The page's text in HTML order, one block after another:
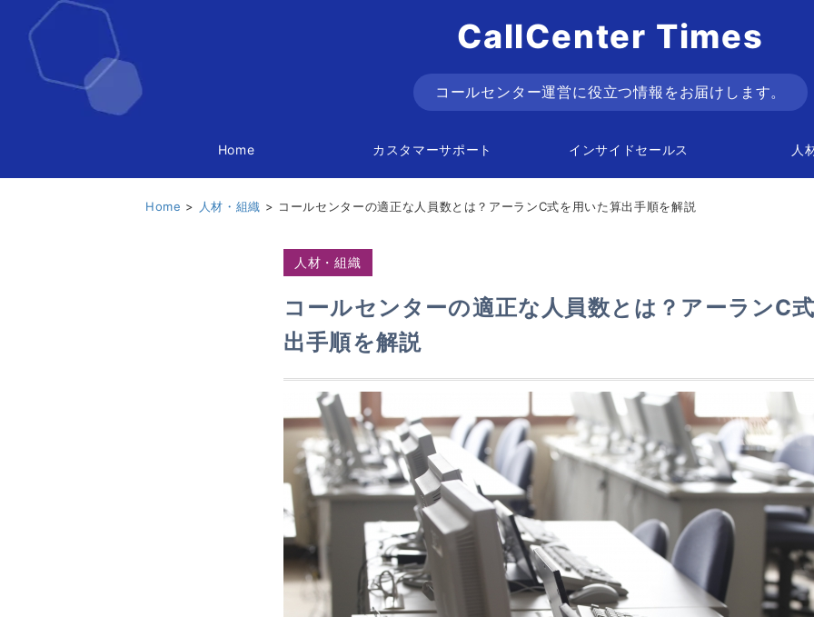
CallCenter Times
コールセンター運営に役立つ情報をお届けします。
Home カスタマーサポート インサイドセールス 人
Home 人材・組織 コールセンターの適正な人員数とは？アーランC式を用いた算出手順を解説
人材・組織
コールセンターの適正な人員数とは？アーランC
出手順を解説